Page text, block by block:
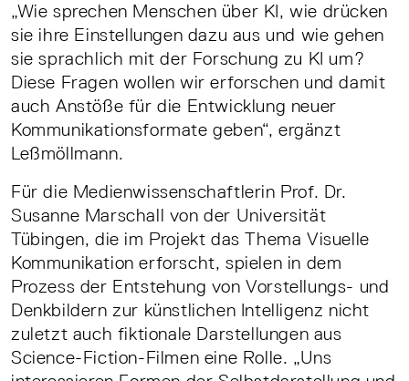
„Wie sprechen Menschen über KI, wie drücken
sie ihre Einstellungen dazu aus und wie gehen
sie sprachlich mit der Forschung zu KI um?
Diese Fragen wollen wir erforschen und damit
auch Anstöße für die Entwicklung neuer
Kommunikationsformate geben“, ergänzt
Leßmöllmann.
Für die Medienwissenschaftlerin Prof. Dr.
Susanne Marschall von der Universität
Tübingen, die im Projekt das Thema Visuelle
Kommunikation erforscht, spielen in dem
Prozess der Entstehung von Vorstellungs- und
Denkbildern zur künstlichen Intelligenz nicht
zuletzt auch fiktionale Darstellungen aus
Science-Fiction-Filmen eine Rolle. „Uns